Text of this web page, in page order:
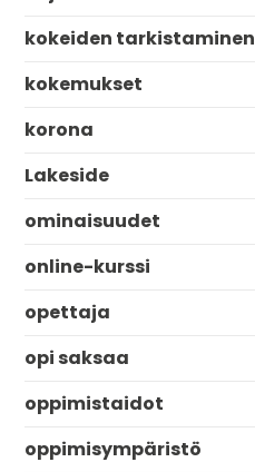
kokeiden tarkistaminen
kokemukset
korona
Lakeside
ominaisuudet
online-kurssi
opettaja
opi saksaa
oppimistaidot
oppimisympäristö